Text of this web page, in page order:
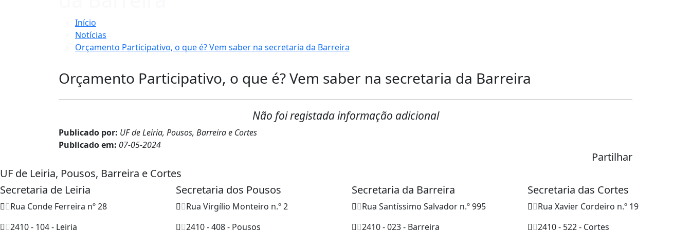
Início
Notícias
Orçamento Participativo, o que é? Vem saber na secretaria da Barreira
Orçamento Participativo, o que é? Vem saber na secretaria da Barreira
Não foi registada informação adicional
Publicado por: UF de Leiria, Pousos, Barreira e Cortes
Publicado em: 07-05-2024
Partilhar
UF de Leiria, Pousos, Barreira e Cortes
Secretaria de Leiria
Rua Conde Ferreira nº 28
2410 - 104 - Leiria
Secretaria dos Pousos
Rua Virgílio Monteiro n.º 2
2410 - 408 - Pousos
Secretaria da Barreira
Rua Santíssimo Salvador n.º 995
2410 - 023 - Barreira
Secretaria das Cortes
Rua Xavier Cordeiro n.º 19
2410 - 522 - Cortes